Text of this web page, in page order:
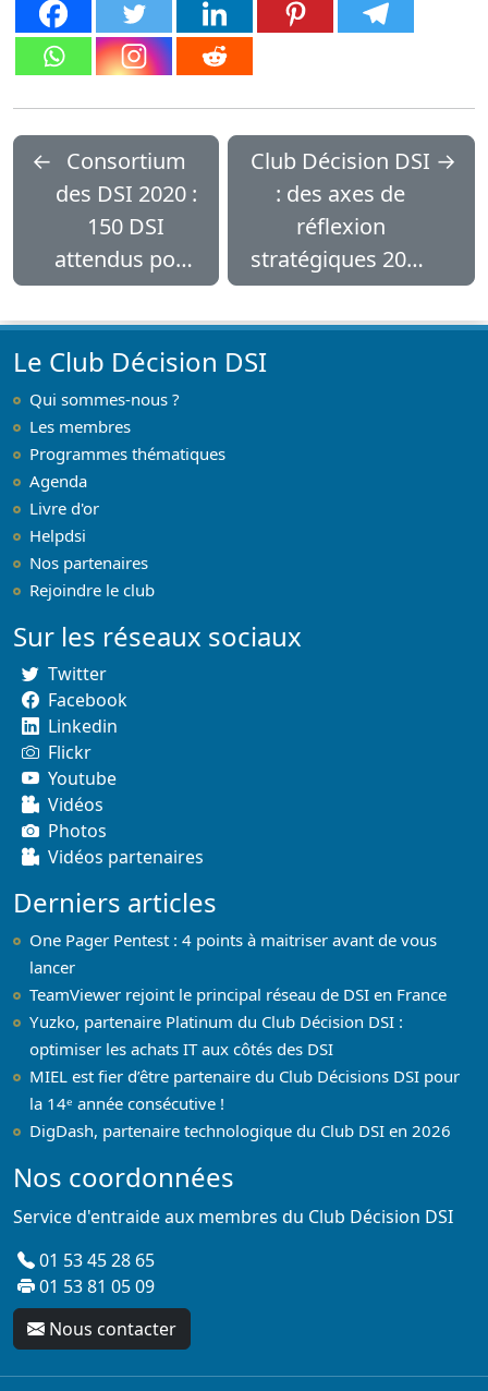
← Consortium
des DSI 2020 :
150 DSI
attendus pour
parler du
Covid
Club Décision DSI
: des axes de
réflexion
stratégiques 2021
sous le signe du
Covid
→
Le Club Décision DSI
Qui sommes-nous ?
Les membres
Programmes thématiques
Agenda
Livre d'or
Helpdsi
Nos partenaires
Rejoindre le club
Sur les réseaux sociaux
Twitter
Facebook
Linkedin
Flickr
Youtube
Vidéos
Photos
Vidéos partenaires
Derniers articles
One Pager Pentest : 4 points à maitriser avant de vous
lancer
TeamViewer rejoint le principal réseau de DSI en France
Yuzko, partenaire Platinum du Club Décision DSI :
optimiser les achats IT aux côtés des DSI
MIEL est fier d’être partenaire du Club Décisions DSI pour
la 14ᵉ année consécutive !
DigDash, partenaire technologique du Club DSI en 2026
Nos coordonnées
Service d'entraide aux membres du Club Décision DSI
01 53 45 28 65
01 53 81 05 09
Nous contacter